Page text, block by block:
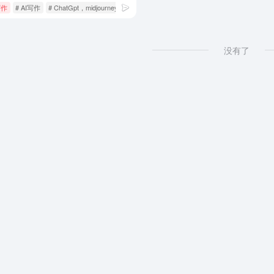
# AI写作 # ChatGpt，midjourney，open-ai，claude，bard免费站，did视频 通义千问
没有了